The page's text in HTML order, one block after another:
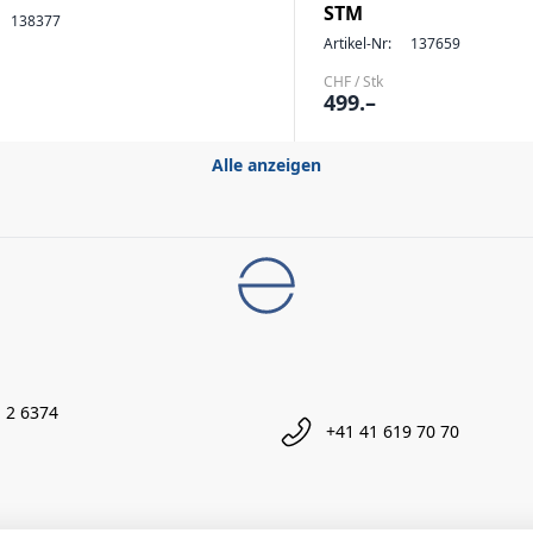
138377
STM
Artikel-Nr:
137659
CHF / Stk
499.–
Alle anzeigen
6374
+41 41 619 70 70